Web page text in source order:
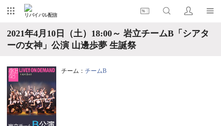
リバイバル配信
2021年4月10日（土）18:00～ 岩立チームB「シアタ
ーの女神」公演 山邊歩夢 生誕祭
チーム： チームB